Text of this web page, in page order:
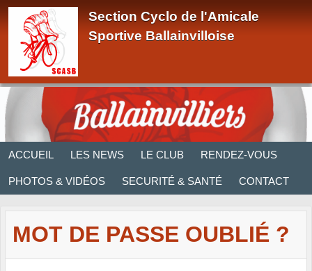
Section Cyclo de l'Amicale
Sportive Ballainvilloise
ACCUEIL LES NEWS LE CLUB RENDEZ-VOUS
PHOTOS & VIDÉOS SECURITÉ & SANTÉ CONTACT
MOT DE PASSE OUBLIÉ ?
Panneau de gestion des cookies